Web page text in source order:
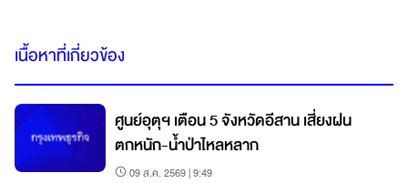
เนื้อหาที่เกี่ยวข้อง
ศูนย์อุตุฯ เตือน 5 จังหวัดอีสาน เสี่ยงฝน
ตกหนัก-น้ำป่าไหลหลาก
09 ส.ค. 2569 | 9:49